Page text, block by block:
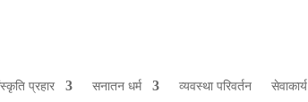
प्रहार सनातन धर्म व्यवस्था परिवर्तन सेवाकार्य